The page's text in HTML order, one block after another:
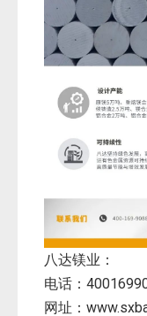
八达镁业：
电话：
网址：